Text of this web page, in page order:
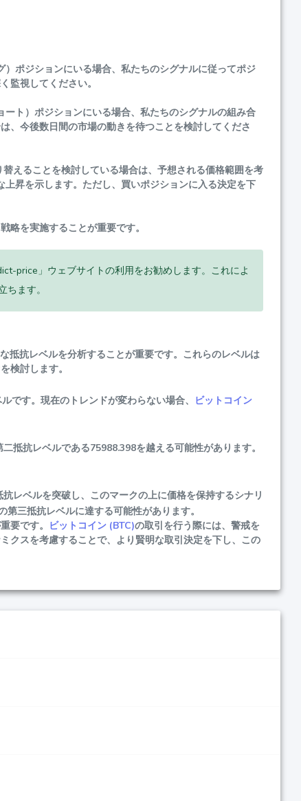
）ポジションにいる場合、私たちのシグナルに従ってポジ
監視してください。
ート）ポジションにいる場合、私たちのシグナルの組み合
、今後数日間の市場の動きを待つことを検討してくださ
えることを検討している場合は、予想される価格範囲を考
上昇を示します。ただし、買いポジションに入る決定を下
略を実施することが重要です。
price」ウェブサイトの利用をお勧めします。これによ
ます。
抵抗レベルを分析することが重要です。これらのレベルは
検討します。
です。現在のトレンドが変わらない場合、
ビットコイン
二抵抗レベルである75988.398を越える可能性があります。
抗レベルを突破し、このマークの上に価格を保持するシナリ
三抵抗レベルに達する可能性があります。
要です。 ビットコイン (BTC)の取引を行う際には、警戒を
クスを考慮することで、より賢明な取引決定を下し、この